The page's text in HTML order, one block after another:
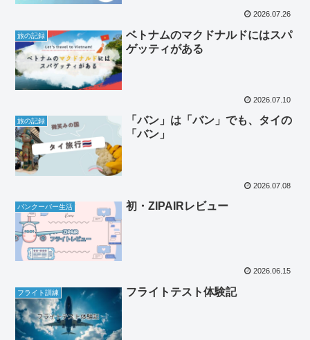
2026.07.26
旅の記録
ベトナムのマクドナルドにはスパ
ゲッティがある
2026.07.10
旅の記録
「バン」は「バン」でも、タイの
「バン」
2026.07.08
バンクーバー生活 初・ZIPAIRレビュー
2026.06.15
フライト訓練 フライトテスト体験記